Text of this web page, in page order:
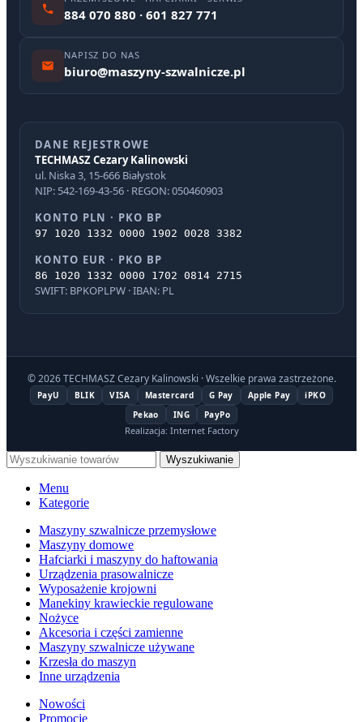
884 070 880 · 601 827 771
NAPISZ DO NAS
biuro@maszyny-szwalnicze.pl
DANE REJESTROWE
TECHMASZ Cezary Kalinowski
ul. Niska 3, 15-666 Białystok
NIP: 542-169-43-56 · REGON: 050460903
KONTO PLN · PKO BP
97 1020 1332 0000 1902 0028 3382
KONTO EUR · PKO BP
86 1020 1332 0000 1702 0814 2715
SWIFT: BPKOPLPW · IBAN: PL
© 2026 TECHMASZ Cezary Kalinowski · Wszelkie prawa zastrzeżone.
PayU BLIK VISA Mastercard G Pay Apple Pay
iPKO
Pekao
ING PayPo
Realizacja: Internet Factory
Wyszukiwanie
Menu
Kategorie
Maszyny szwalnicze przemysłowe
Maszyny domowe
Hafciarki i maszyny do haftowania
Urządzenia prasowalnicze
Wyposażenie krojowni
Manekiny krawieckie regulowane
Nożyce
Akcesoria i części zamienne
Maszyny szwalnicze używane
Krzesła do maszyn
Inne urządzenia
Nowości
Promocje